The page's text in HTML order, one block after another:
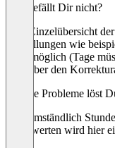
Was gefällt Dir nicht?
Eine Einzelübersicht
Einstellungen wie
nicht möglich (Tage
oder über den
Welche Probleme löst
Statt umständlich
auszuwerten wird hier